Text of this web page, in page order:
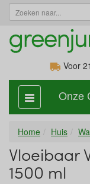
Voor
categorie
aan,
Onze
Home Huis
Vloeibaar
1500 ml